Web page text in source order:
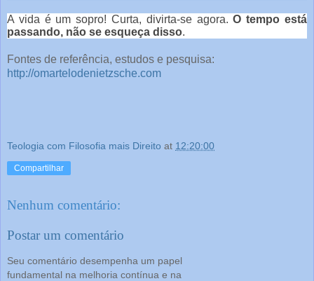
A vida é um sopro! Curta, divirta-se agora.O tempo está
passando, não se esqueça disso.
Fontes de referência, estudos e pesquisa:
http://omartelodenietzsche.com
Teologia com Filosofia mais Direito at 12:20:00
Compartilhar
Nenhum comentário:
Postar um comentário
Seu comentário desempenha um papel
fundamental na melhoria contínua e na